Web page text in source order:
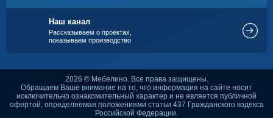
Наш канал
Рассказываем о проектах,
показываем производство
2026 © Мебелино. Все права защищены.
Обращаем Ваше внимание на то, что информация на сайте носит
исключительно ознакомительный характер и не является публичной
офертой, определяемая положениями статьи 437 Гражданского кодекса
Российской Федерации.